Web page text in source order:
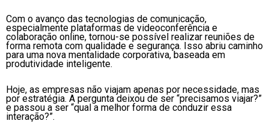
Com o avanço das tecnologias de comunicação,
especialmente plataformas de videoconferência e
colaboração online, tornou-se possível realizar reuniões de
forma remota com qualidade e segurança. Isso abriu caminho
para uma nova mentalidade corporativa, baseada em
produtividade inteligente.
Hoje, as empresas não viajam apenas por necessidade, mas
por estratégia. A pergunta deixou de ser “precisamos viajar?”
e passou a ser “qual a melhor forma de conduzir essa
interação?”.